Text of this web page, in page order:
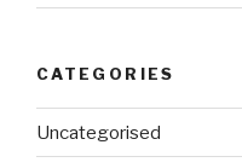
CATEGORIES
Uncategorised